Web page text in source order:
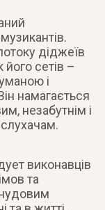
діджеїв
сетів –
і
намагається
незабутнім і
виконавців
та